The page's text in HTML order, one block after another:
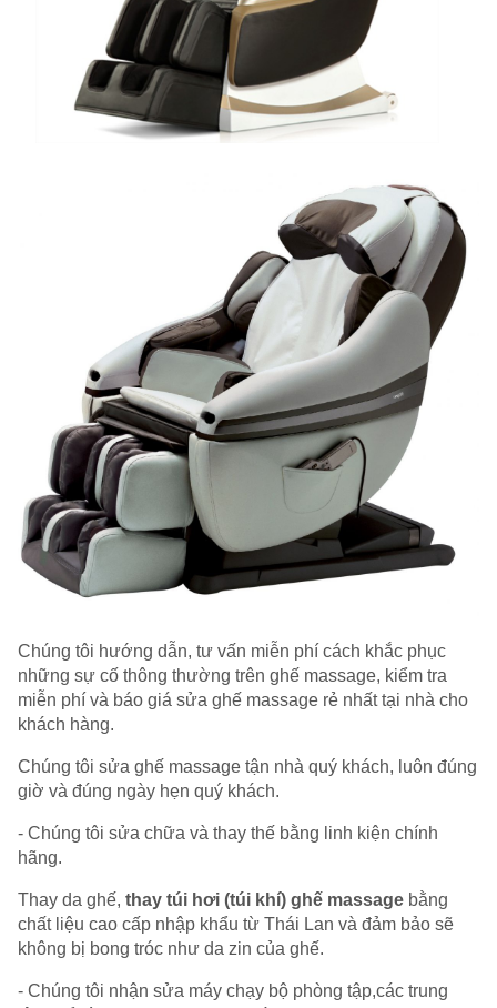
Chúng tôi hướng dẫn, tư vấn miễn phí cách khắc phục
những sự cố thông thường trên ghế massage, kiểm tra
miễn phí và báo giá sửa ghế massage rẻ nhất tại nhà cho
khách hàng.
Chúng tôi sửa ghế massage tận nhà quý khách, luôn đúng
giờ và đúng ngày hẹn quý khách.
- Chúng tôi sửa chữa và thay thế bằng linh kiện chính
hãng.
Thay da ghế, thay túi hơi (túi khí) ghế massage bằng
chất liệu cao cấp nhập khẩu từ Thái Lan và đảm bảo sẽ
không bị bong tróc như da zin của ghế.
- Chúng tôi nhận sửa máy chạy bộ phòng tập,các trung